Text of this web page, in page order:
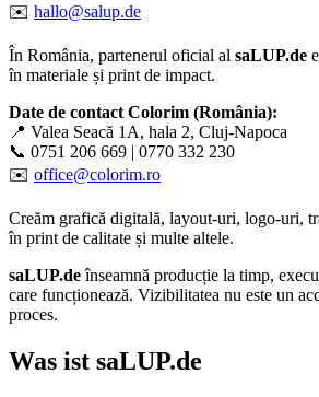
✉️ hallo@salup.de
În România, partenerul oficial al saLUP.de
în materiale și print de impact.
Date de contact Colorim (România):
📍 Valea Seacă 1A, hala 2, Cluj-Napoca
📞 0751 206 669 | 0770 332 230
✉️ office@colorim.ro
Creăm grafică digitală, layout-uri, logo-uri,
în print de calitate și multe altele.
saLUP.deînseamnă producție la timp,
care funcționează. Vizibilitatea nu este un
proces.
Was ist saLUP.de